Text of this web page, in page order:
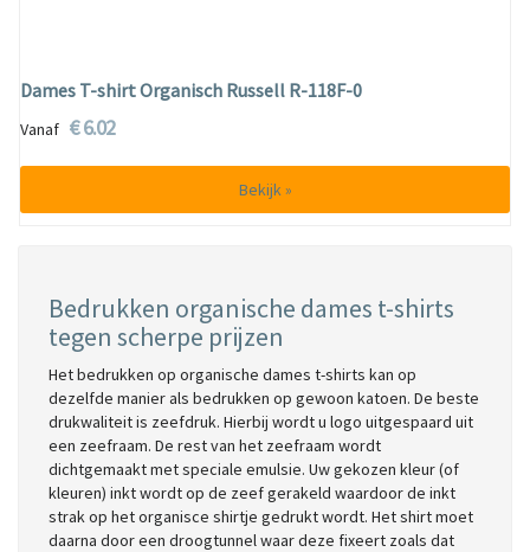
Dames T-shirt Organisch Russell R-118F-0
Vanaf € 6.02
Bekijk »
Bedrukken organische dames t-shirts
tegen scherpe prijzen
Het bedrukken op organische dames t-shirts kan op
dezelfde manier als bedrukken op gewoon katoen. De beste
drukwaliteit is zeefdruk. Hierbij wordt u logo uitgespaard uit
een zeefraam. De rest van het zeefraam wordt
dichtgemaakt met speciale emulsie. Uw gekozen kleur (of
kleuren) inkt wordt op de zeef gerakeld waardoor de inkt
strak op het organisce shirtje gedrukt wordt. Het shirt moet
daarna door een droogtunnel waar deze fixeert zoals dat